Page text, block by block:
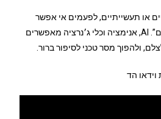
או תעשייתיים, לפעמים אי אפשר
לצלם את “מה שקורה בפנים”. AI, אנימציה וכלי ג׳נרציה מאפשרים
ולהפוך מסר טכני לסיפור ברור.
הד